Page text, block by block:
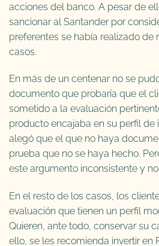
acciones del banco. A pesar de
sancionar al Santander por
preferentes se había realizado de
casos.
En más de un centenar no se
documento que probaría que el
sometido a la evaluación
producto encajaba en su perfil de
alegó que el que no haya
prueba que no se haya hecho.
este argumento inconsistente y
En el resto de los casos, los
evaluación que tienen un perfil
Quieren, ante todo, conservar su
ello, se les recomienda invertir en